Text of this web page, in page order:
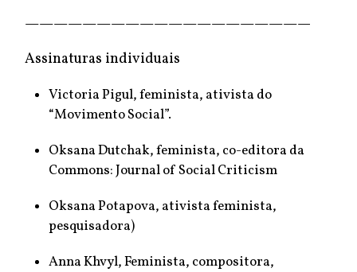
——————————————————————
Assinaturas individuais
Victoria Pigul, feminista, ativista do
“Movimento Social”.
Oksana Dutchak, feminista, co-editora da
Commons: Journal of Social Criticism
Oksana Potapova, ativista feminista,
pesquisadora)
Anna Khvyl, Feminista, compositora,